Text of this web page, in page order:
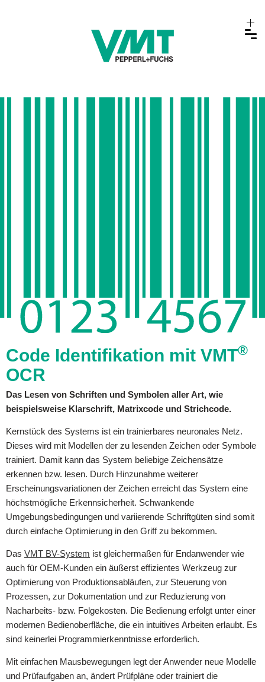
Code Identifikation mit VMT®
OCR
Das Lesen von Schriften und Symbolen aller Art, wie
beispielsweise Klarschrift, Matrixcode und Strichcode.
Kernstück des Systems ist ein trainierbares neuronales Netz.
Dieses wird mit Modellen der zu lesenden Zeichen oder Symbole
trainiert. Damit kann das System beliebige Zeichensätze
erkennen bzw. lesen. Durch Hinzunahme weiterer
Erscheinungsvariationen der Zeichen erreicht das System eine
höchstmögliche Erkennsicherheit. Schwankende
Umgebungsbedingungen und variierende Schriftgüten sind somit
durch einfache Optimierung in den Griff zu bekommen.
Das VMT BV-System ist gleichermaßen für Endanwender wie
auch für OEM-Kunden ein äußerst effizientes Werkzeug zur
Optimierung von Produktionsabläufen, zur Steuerung von
Prozessen, zur Dokumentation und zur Reduzierung von
Nacharbeits- bzw. Folgekosten. Die Bedienung erfolgt unter einer
modernen Bedienoberfläche, die ein intuitives Arbeiten erlaubt. Es
sind keinerlei Programmierkenntnisse erforderlich.
Mit einfachen Mausbewegungen legt der Anwender neue Modelle
und Prüfaufgaben an, ändert Prüfpläne oder trainiert die